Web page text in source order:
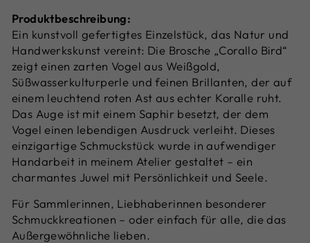
Produktbeschreibung:
Ein kunstvoll gefertigtes Einzelstück, das Natur und
Handwerkskunst vereint: Die Brosche „Corallo Bird“
zeigt einen zarten Vogel aus Weißgold,
Süßwasserkulturperle und feinen Brillanten, der auf
einem leuchtend roten Ast aus echter Koralle ruht.
Das Auge ist mit einem Saphir besetzt, der dem
Vogel einen lebendigen Ausdruck verleiht. Dieses
einzigartige Schmuckstück wurde in aufwendiger
Handarbeit in meinem Atelier gestaltet – ein
charmantes Juwel mit Persönlichkeit und Seele.
Für Sammlerinnen, Liebhaberinnen besonderer
Schmuckkreationen – oder einfach für alle, die das
Außergewöhnliche lieben.